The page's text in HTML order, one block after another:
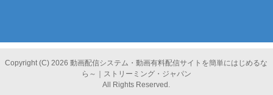
Copyright (C) 2026 動画配信システム・動画有料配信サイトを簡単にはじめるな
ら～｜ストリーミング・ジャパン
All Rights Reserved.